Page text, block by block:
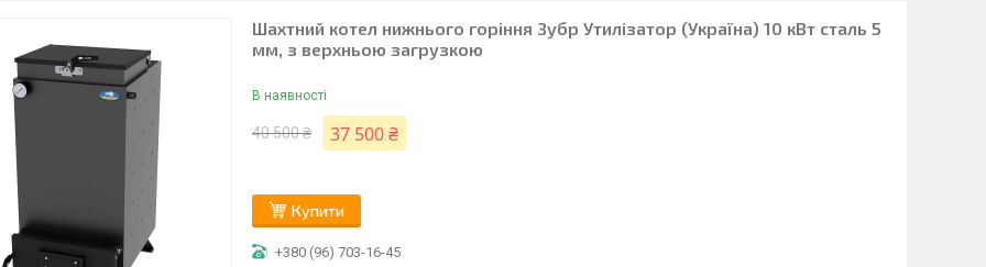
Шахтний котел нижнього горіння Зубр Утилізатор (Україна) 10 кВт сталь 5
мм, з верхньою загрузкою
В наявності
40 500 ₴ 37 500 ₴
Купити
+380 (96) 703-16-45